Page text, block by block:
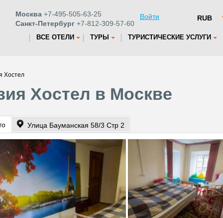
Москва +7-495-505-63-25
Санкт-Петербург +7-812-309-57-60
Войти
ВСЕ ОТЕЛИ ТУРЫ ТУРИСТИЧЕСКИЕ УСЛУГИ
Хостел
Хостел в Москве
Улица Бауманская 58/3 Стр 2